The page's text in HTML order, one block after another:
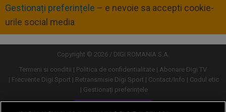
Gestionați preferințele – e nevoie sa accepti cookie-
urile social media
Copyright © 2026 / DIGI ROMANIA S.A.
Termeni si conditii
Politica de confidentialitate
Abonare Digi TV
Frecvente Digi Sport
Retransmisie Digi Sport Contact/Info
Codul etic
Gestionați preferințele
Versiune desktop